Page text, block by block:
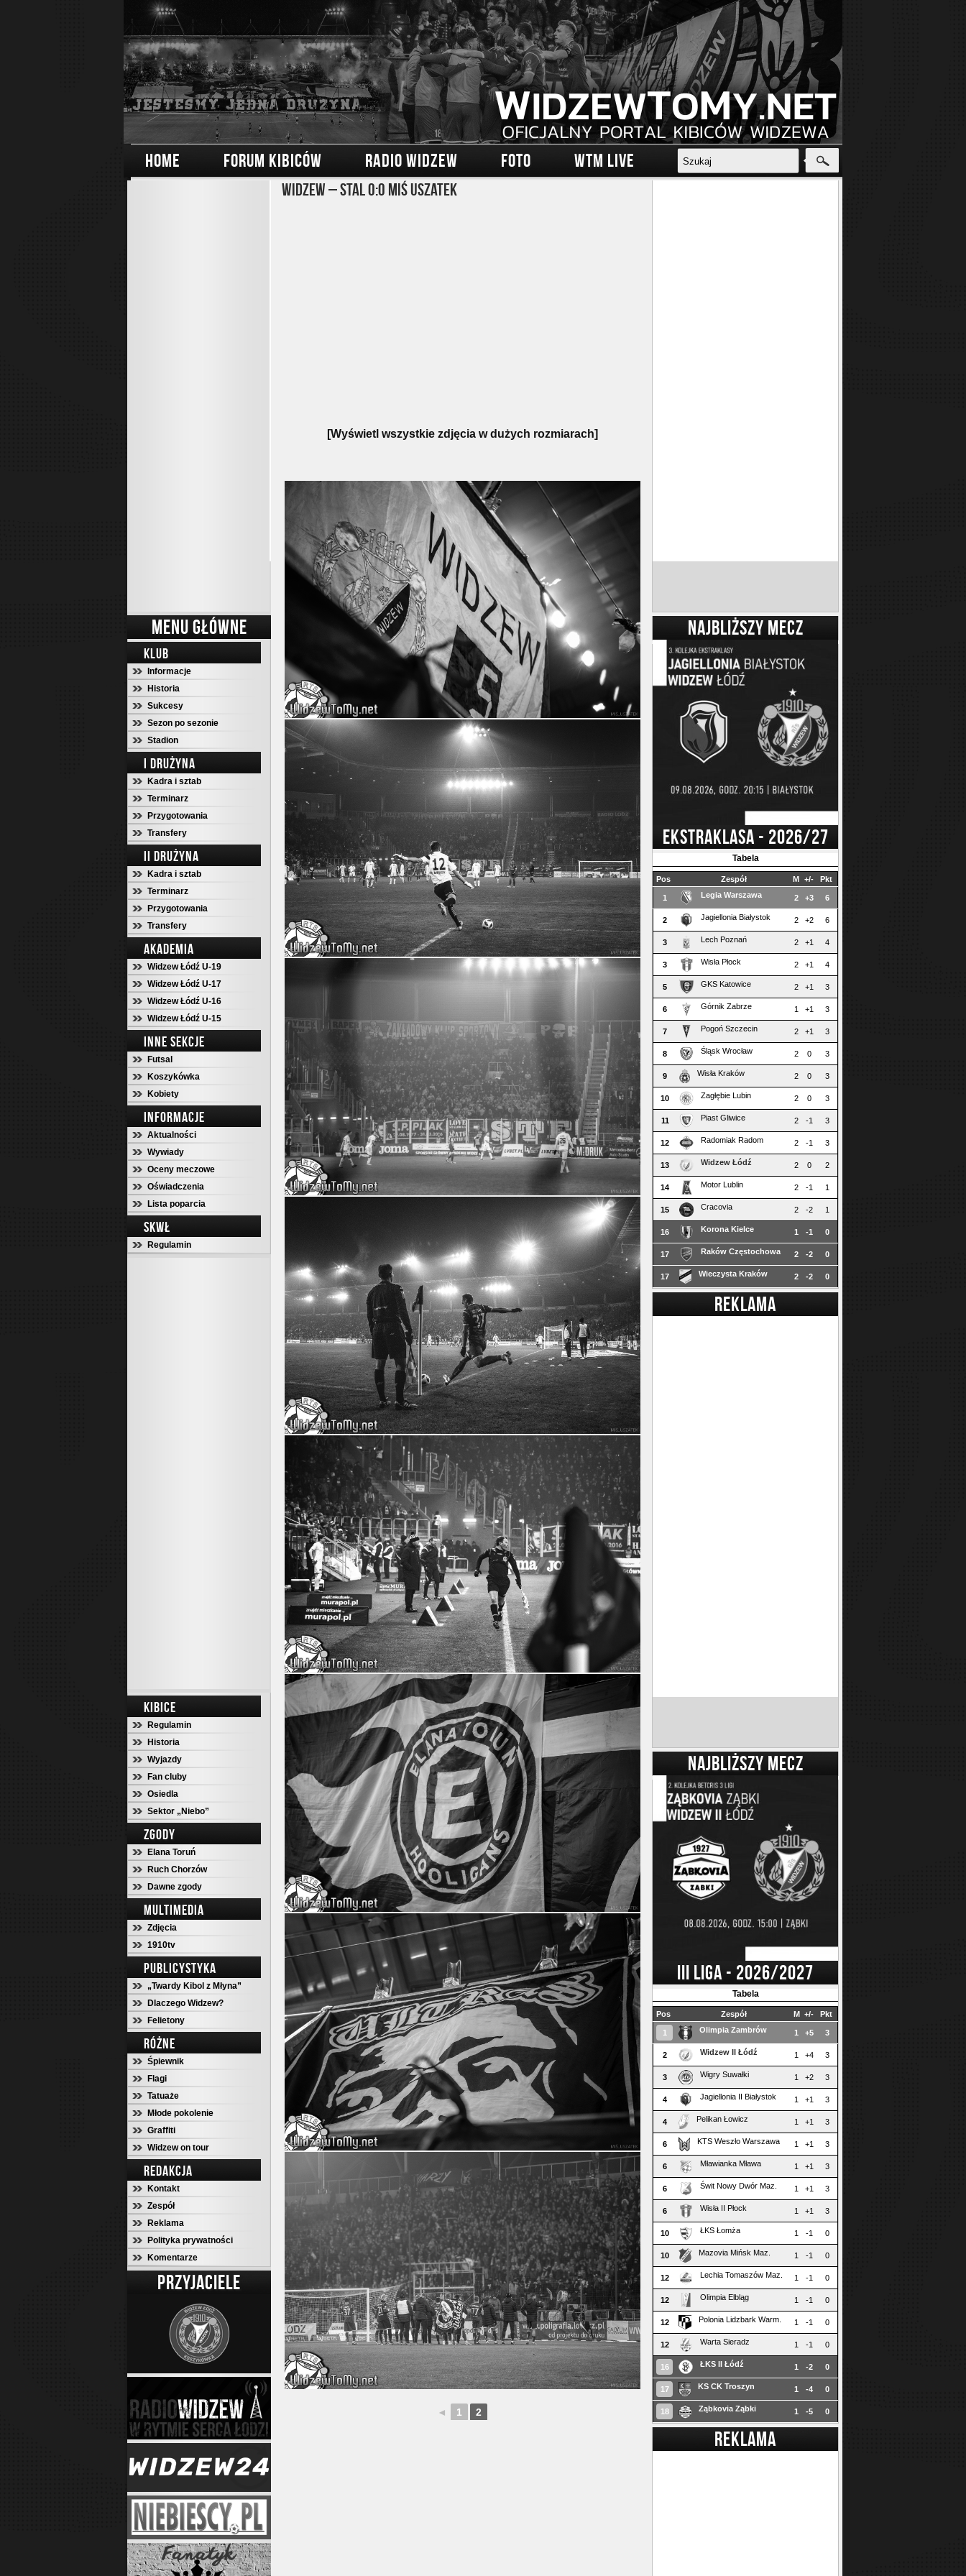
HOME FORUM KIBICÓW RADIO WIDZEW FOTO WTM LIVE
MENU GŁÓWNE
KLUB
Informacje
Historia
Sukcesy
Sezon po sezonie
Stadion
I DRUŻYNA
Kadra i sztab
Terminarz
Przygotowania
Transfery
II DRUŻYNA
Kadra i sztab
Terminarz
Przygotowania
Transfery
AKADEMIA
Widzew Łódź U-19
Widzew Łódź U-17
Widzew Łódź U-16
Widzew Łódź U-15
INNE SEKCJE
Futsal
Koszykówka
Kobiety
INFORMACJE
Aktualności
Wywiady
Oceny meczowe
Oświadczenia
Lista poparcia
SKWŁ
Regulamin
KIBICE
Regulamin
Historia
Wyjazdy
Fan cluby
Osiedla
Sektor „Niebo”
ZGODY
Elana Toruń
Ruch Chorzów
Dawne zgody
MULTIMEDIA
Zdjęcia
1910tv
PUBLICYSTYKA
„Twardy Kibol z Młyna”
Dlaczego Widzew?
Felietony
RÓŻNE
Śpiewnik
Flagi
Tatuaże
Młode pokolenie
Graffiti
Widzew on tour
REDAKCJA
Kontakt
Zespół
Reklama
Polityka prywatności
Komentarze
PRZYJACIELE
Widzew – Stal 0:0 Miś Uszatek
[Wyświetl wszystkie zdjęcia w dużych rozmiarach]
◄ 1 2
NAJBLIŻSZY MECZ
EKSTRAKLASA - 2026/27
Tabela
Pos Zespół M +/- Pkt
1 Legia Warszawa 2 +3 6
2 Jagiellonia Białystok 2 +2 6
3 Lech Poznań 2 +1 4
3 Wisła Płock 2 +1 4
5 GKS Katowice 2 +1 3
6 Górnik Zabrze 1 +1 3
7 Pogoń Szczecin 2 +1 3
8 Śląsk Wrocław 2 0 3
9 Wisła Kraków 2 0 3
10 Zagłębie Lubin 2 0 3
11 Piast Gliwice 2 -1 3
12 Radomiak Radom 2 -1 3
13 Widzew Łódź 2 0 2
14 Motor Lublin 2 -1 1
15 Cracovia 2 -2 1
16 Korona Kielce 1 -1 0
17 Raków Częstochowa 2 -2 0
17 Wieczysta Kraków 2 -2 0
REKLAMA
NAJBLIŻSZY MECZ
III LIGA - 2026/2027
Tabela
Pos Zespół M +/- Pkt
1 Olimpia Zambrów 1 +5 3
2 Widzew II Łódź 1 +4 3
3 Wigry Suwałki 1 +2 3
4 Jagiellonia II Białystok 1 +1 3
4 Pelikan Łowicz 1 +1 3
6 KTS Weszło Warszawa 1 +1 3
6 Mławianka Mława 1 +1 3
6 Świt Nowy Dwór Maz. 1 +1 3
6 Wisła II Płock 1 +1 3
10 ŁKS Łomża 1 -1 0
10 Mazovia Mińsk Maz. 1 -1 0
12 Lechia Tomaszów Maz. 1 -1 0
12 Olimpia Elbląg 1 -1 0
12 Polonia Lidzbark Warm. 1 -1 0
12 Warta Sieradz 1 -1 0
16 ŁKS II Łódź 1 -2 0
17 KS CK Troszyn 1 -4 0
18 Ząbkovia Ząbki 1 -5 0
REKLAMA